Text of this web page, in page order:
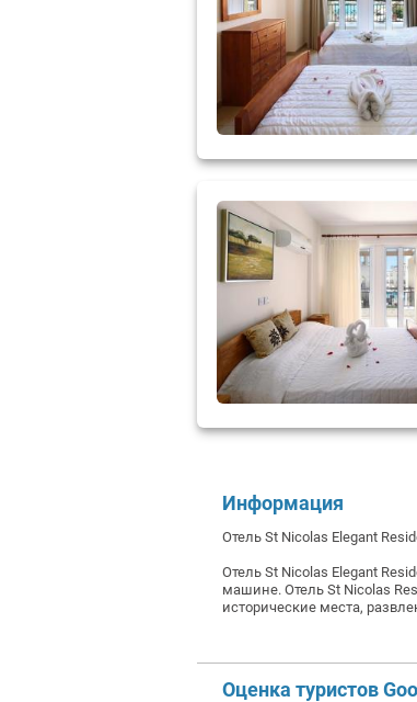
Информация
Отель St Nicolas Elegant
Отель St Nicolas Elegant
машине. Отель St Nicolas
исторические места,
Оценка туристов